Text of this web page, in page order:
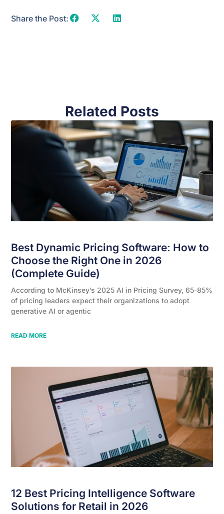
Share the Post:
Related Posts
Best Dynamic Pricing Software: How to
Choose the Right One in 2026
(Complete Guide)
According to McKinsey’s 2025 AI in Pricing Survey, 65-85%
of pricing leaders expect their organizations to adopt
generative AI or agentic
READ MORE
12 Best Pricing Intelligence Software
Solutions for Retail in 2026